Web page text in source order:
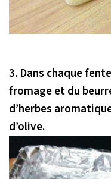
3. Dans chaque
fromage et du
d’herbes
d’olive.